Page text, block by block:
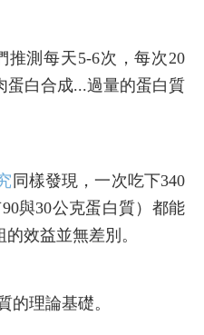
推測每天5-6次，每次20
蛋白合成...過量的蛋白質
同樣發現，一次吃下340
與30公克蛋白質）都能
效益並無差別。
的理論基礎。